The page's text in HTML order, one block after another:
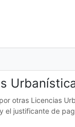
otras Licencias
el justificante de